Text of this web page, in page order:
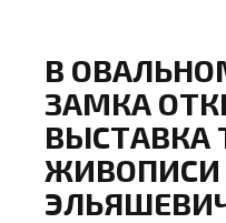
В
ЗАМКА
ВЫСТАВКА